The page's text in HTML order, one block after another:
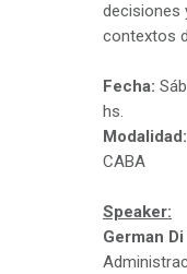
decisiones
contextos
Fecha:
hs.
Modalidad:
CABA
Speaker:
German